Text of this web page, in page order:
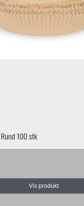
100 stk
Vis produkt